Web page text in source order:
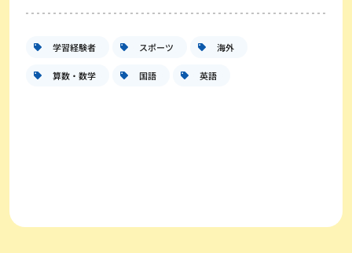
学習経験者 スポーツ 海外
算数・数学 国語 英語